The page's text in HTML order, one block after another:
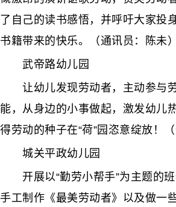
了自己的读书感悟，并呼吁大家投
书籍带来的快乐。（通讯员：陈未）
武帝路幼儿园
让幼儿发现劳动者，主动参与
能，从身边的小事做起，激发幼儿
得劳动的种子在“荷”园恣意绽放！
城关平政幼儿园
开展以“勤劳小帮手”为主题的班
手工制作《最美劳动者》以及做一